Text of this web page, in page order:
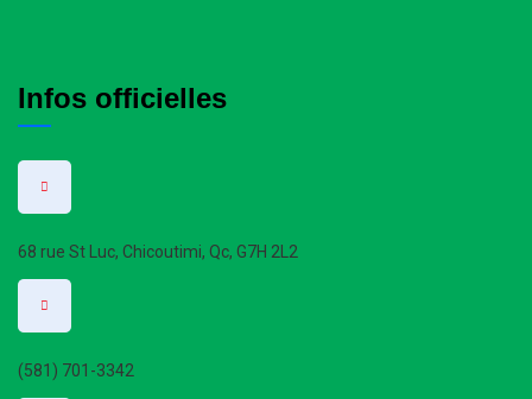
Infos officielles
68 rue St Luc, Chicoutimi, Qc, G7H 2L2
(581) 701-3342